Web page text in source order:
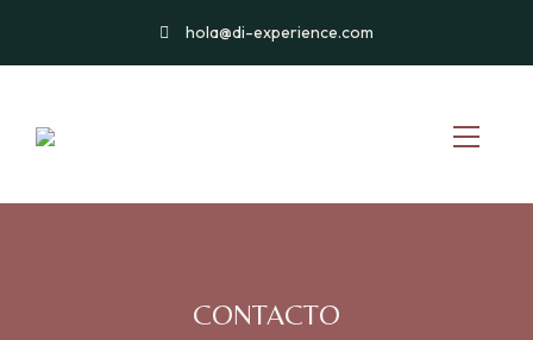
hola@di-experience.com
CONTACTO